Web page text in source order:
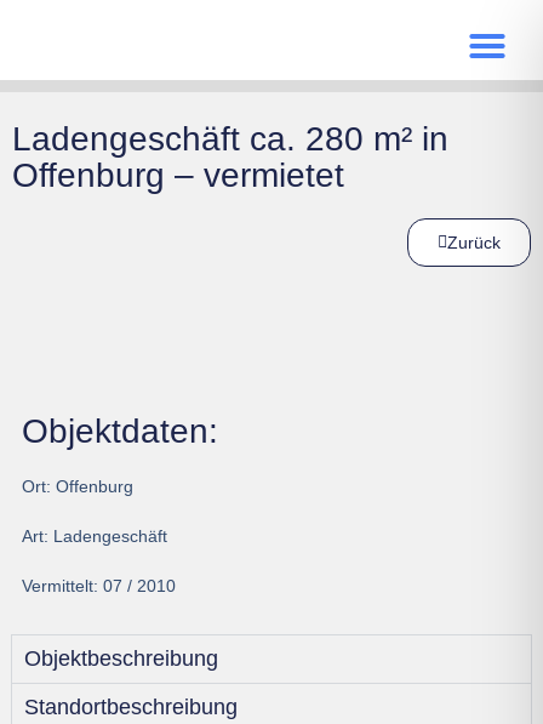
Ladengeschäft ca. 280 m² in
Offenburg – vermietet
Zurück
Objektdaten:
Ort: Offenburg
Art: Ladengeschäft
Vermittelt: 07 / 2010
Objektbeschreibung
Standortbeschreibung